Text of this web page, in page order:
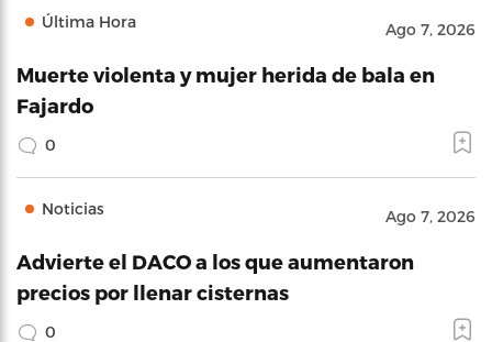
Última Hora Ago 7, 2026
Muerte violenta y mujer herida de bala en
Fajardo
0
Noticias Ago 7, 2026
Advierte el DACO a los que aumentaron
precios por llenar cisternas
0